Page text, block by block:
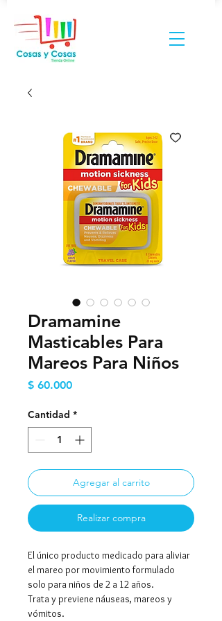
Dramamine
Masticables Para
Mareos Para Niños
$ 60.000Precio
Cantidad *
Agregar al carrito
Realizar compra
El único producto medicado para aliviar
el mareo por movimiento formulado
solo para niños de 2 a 12 años.
Trata y previene náuseas, mareos y
vómitos.